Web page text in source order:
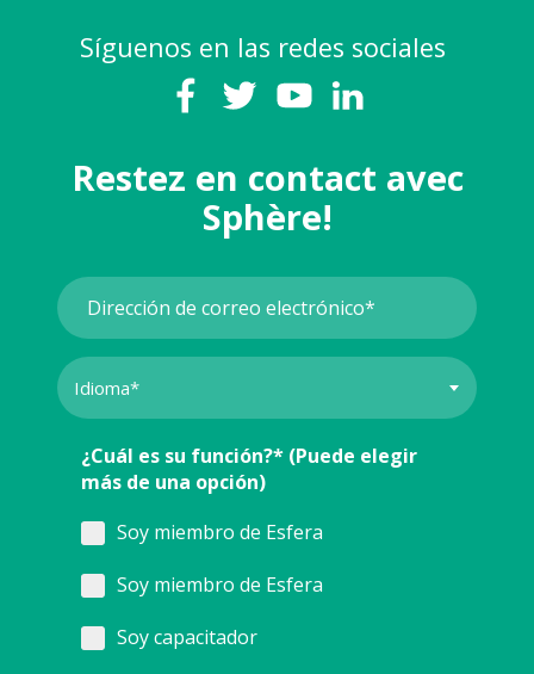
Síguenos en las redes sociales
Restez en contact avec
Sphère!
¿Cuál es su función?* (Puede elegir
más de una opción)
Soy miembro de Esfera
Soy miembro de Esfera
Soy capacitador